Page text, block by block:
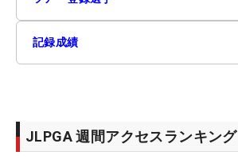
記録成績
JLPGA 週間アクセスランキング